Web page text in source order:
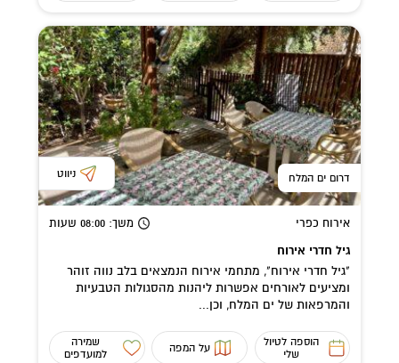
דרום ים המלח ניווט
אירוח כפרי משך: 08:00 שעות
גיל חדרי אירוח
"גיל חדרי אירוח", מתחמי אירוח הנמצאים בלב נווה זוהר
ומציעים לאורחים אפשרות ליהנות מהסגולות הטבעיות
והמרפאות של ים המלח, וכן...
הוספה לטיול
שלי
על המפה
שמירה
למועדפים